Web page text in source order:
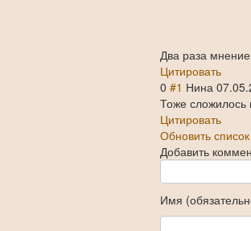
Два раза
Цитировать
0 #1 Нина
Тоже сложилось
Цитировать
Обновить
Добавить
Имя